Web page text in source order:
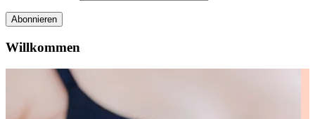
Abonnieren
Willkommen